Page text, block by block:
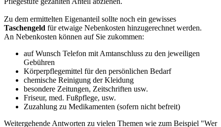
Zu dem ermittelten Eigenanteil sollte noch ein gewisses
Taschengeld für etwaige Nebenkosten hinzugerechnet werden.
An Nebenkosten können auf Sie zukommen:
auf Wunsch Telefon mit Amtanschluss zu den jeweiligen
Gebühren
Körperpflegemittel für den persönlichen Bedarf
chemische Reinigung der Kleidung
besondere Zeitungen, Zeitschriften usw.
Friseur, med. Fußpflege, usw.
Zuzahlung zu Medikamenten (sofern nicht befreit)
Weitergehende Antworten zu vielen Themen wie zum Beispiel "Wer